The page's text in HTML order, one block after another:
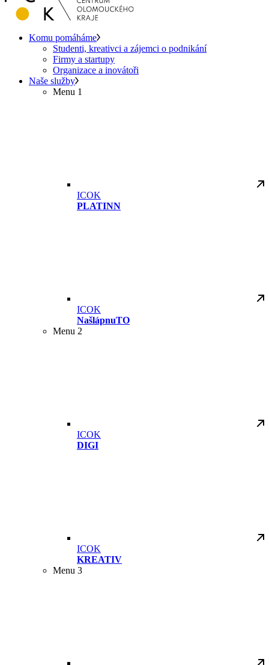
Komu pomáháme
Studenti, kreativci a zájemci o podnikání
Firmy a startupy
Organizace a inovátoři
Naše služby
Menu 1
ICOK
PLATINN
ICOK
NašlápnuTO
Menu 2
ICOK
DIGI
ICOK
KREATIV
Menu 3